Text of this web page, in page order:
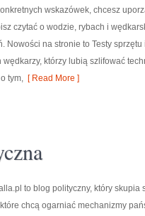
wskazówek, chcesz
czytać o wodzie, rybach i
Nowości na stronie to Testy
którzy lubią szlifować
tym, [ Read More ]
to blog polityczny, który skupia
chcą ogarniać mechanizmy